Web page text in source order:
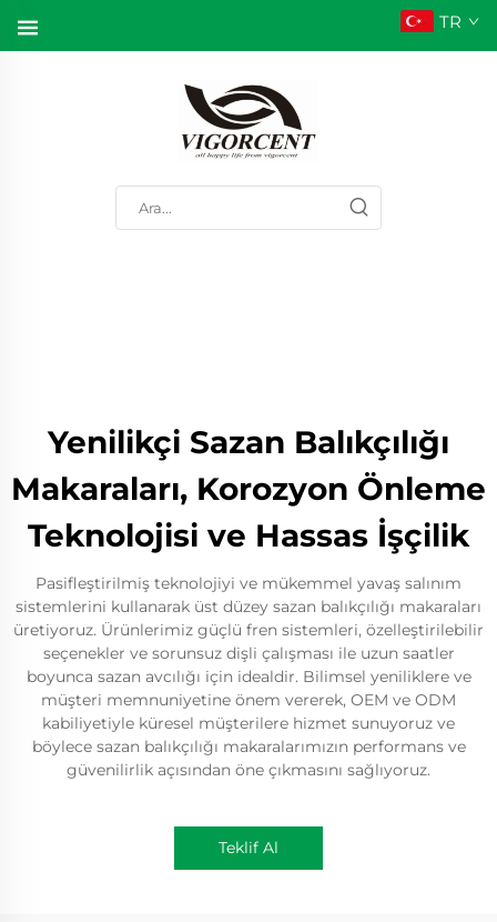
TR
Yenilikçi Sazan Balıkçılığı
Makaraları, Korozyon Önleme
Teknolojisi ve Hassas İşçilik
Pasifleştirilmiş teknolojiyi ve mükemmel yavaş salınım
sistemlerini kullanarak üst düzey sazan balıkçılığı makaraları
üretiyoruz. Ürünlerimiz güçlü fren sistemleri, özelleştirilebilir
seçenekler ve sorunsuz dişli çalışması ile uzun saatler
boyunca sazan avcılığı için idealdir. Bilimsel yeniliklere ve
müşteri memnuniyetine önem vererek, OEM ve ODM
kabiliyetiyle küresel müşterilere hizmet sunuyoruz ve
böylece sazan balıkçılığı makaralarımızın performans ve
güvenilirlik açısından öne çıkmasını sağlıyoruz.
Teklif Al